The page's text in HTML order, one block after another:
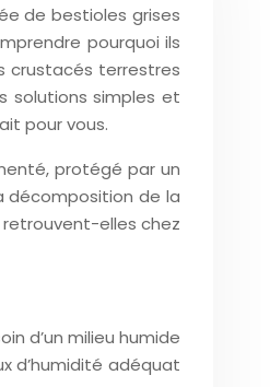
de bestioles grises
pourquoi ils
crustacés terrestres
solutions simples et
pour vous.
protégé par un
décomposition de la
retrouvent-elles chez
d’un milieu humide
d’humidité adéquat